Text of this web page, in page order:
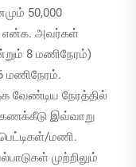
50,000
என்க. அவர்கள்
8 மணிநேரம்)
மணிநேரம்.
நேரத்தில்
கணக்கீடு இவ்வாறு
மணி.
முற்றிலும்